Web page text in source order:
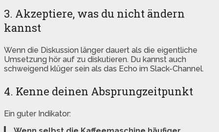
3. Akzeptiere, was du nicht ändern
kannst
Wenn die Diskussion länger dauert als die eigentliche
Umsetzung hör auf zu diskutieren. Du kannst auch
schweigend klüger sein als das Echo im Slack-Channel.
4. Kenne deinen Absprungzeitpunkt
Ein guter Indikator: